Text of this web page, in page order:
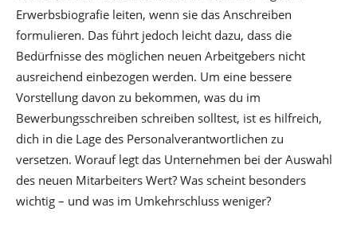
Erwerbsbiografie leiten, wenn sie das Anschreiben
formulieren. Das führt jedoch leicht dazu, dass die
Bedürfnisse des möglichen neuen Arbeitgebers nicht
ausreichend einbezogen werden. Um eine bessere
Vorstellung davon zu bekommen, was du im
Bewerbungsschreiben schreiben solltest, ist es hilfreich,
dich in die Lage des Personalverantwortlichen zu
versetzen. Worauf legt das Unternehmen bei der Auswahl
des neuen Mitarbeiters Wert? Was scheint besonders
wichtig – und was im Umkehrschluss weniger?